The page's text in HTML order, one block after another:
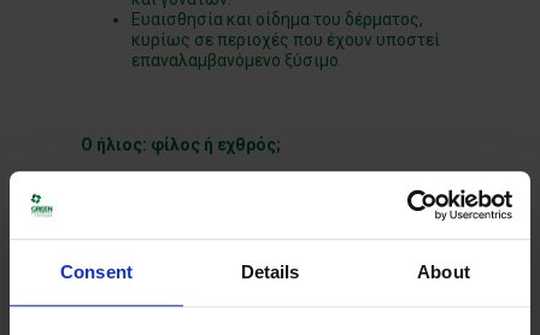
Consent Details About
Ευαισθησία και οίδημα του δέρματος,
κυρίως σε περιοχές που έχουν υποστεί
επαναλαμβανόμενο ξύσιμο.
Ο ήλιος: φίλος ή εχθρός;
αντιφλεγμονώδη δράση και χρησιμοποιείται σε
δερματικές παθήσεις, συμπεριλαμβανομένης
της ατοπικής δερματίτιδας. Για αρκετούς
ασθενείς, η ήπια, ελεγχόμενη έκθεση στον ήλιο
μπορεί να βελτιώσει τα συμπτώματα, καθώς